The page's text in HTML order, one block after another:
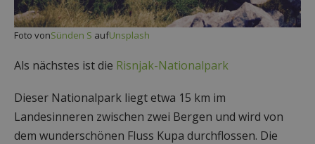
Foto vonSünden S aufUnsplash
Als nächstes ist die Risnjak-Nationalpark
Dieser Nationalpark liegt etwa 15 km im
Landesinneren zwischen zwei Bergen und wird von
dem wunderschönen Fluss Kupa durchflossen. Die